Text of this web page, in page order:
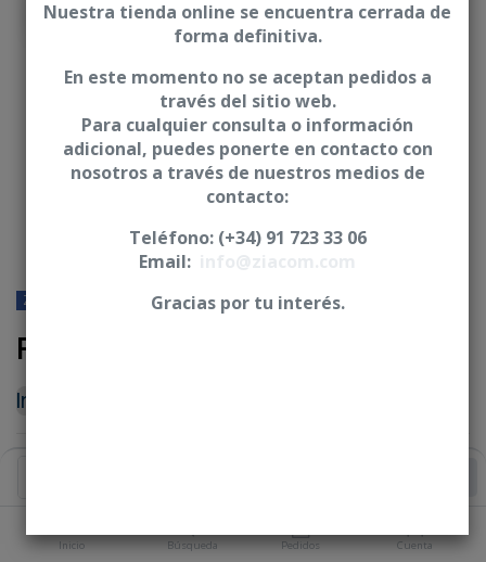
Inicio Búsqueda Pedidos Cuenta
ZIMMER® BIOMET® - 3I - Certain
Pilar provisional BiPlan - CCE
Iniciar sesión
Nuestra tienda online se encuentra cerrada de
forma definitiva.
En este momento no se aceptan pedidos a
través del sitio web.
Para cualquier consulta o información
adicional, puedes ponerte en contacto con
nosotros a través de nuestros medios de
contacto:
Teléfono: (+34) 91 723 33 06
Email:
Gracias por tu interés.